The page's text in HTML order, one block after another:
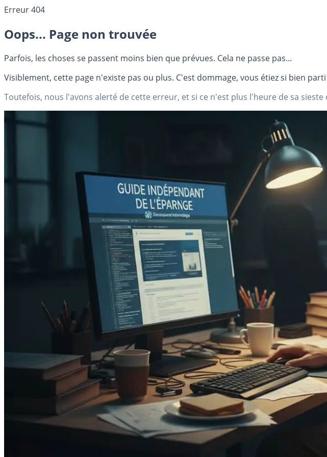
Erreur 404
Oops... Page non trouvée
Parfois, les choses se passent moins bien que prévues. Cela ne passe pas...
Visiblement, cette page n'existe pas ou plus. C'est dommage, vous étiez si bien
Toutefois, nous l'avons alerté de cette erreur, et si ce n'est plus l'heure de sa